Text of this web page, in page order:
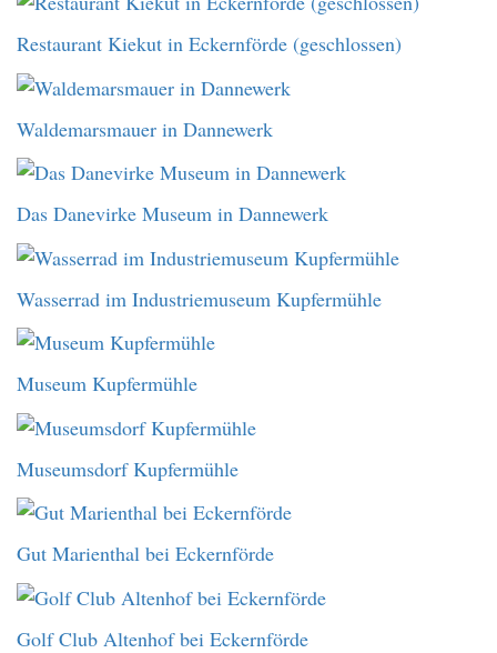
Restaurant Kiekut in Eckernförde (geschlossen)
Waldemarsmauer in Dannewerk
Das Danevirke Museum in Dannewerk
Wasserrad im Industriemuseum Kupfermühle
Museum Kupfermühle
Museumsdorf Kupfermühle
Gut Marienthal bei Eckernförde
Golf Club Altenhof bei Eckernförde